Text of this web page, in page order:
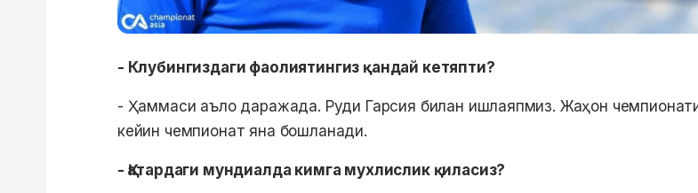
- Клубингиздаги фаолиятингиз қандай кетяпти?
- Ҳаммаси аъло даражада. Руди Гарсия билан ишлаяпмиз. Жаҳон
кейин чемпионат яна бошланади.
- Қатардаги мундиалда кимга мухлислик қиласиз?